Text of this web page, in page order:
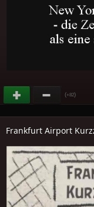
(+82)
Frankfurt Airport